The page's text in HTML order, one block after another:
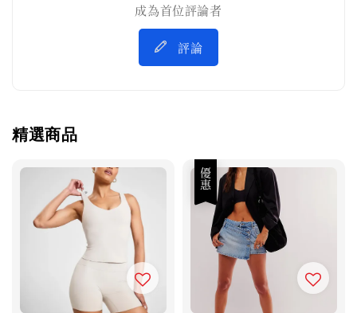
成為首位評論者
評論
精選商品
優惠